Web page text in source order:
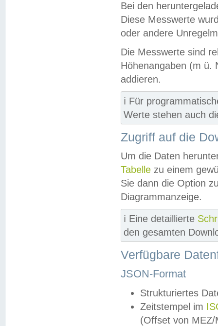
Bei den
Diese Messwerte
oder andere
Die Messwerte sind
Höhenangaben (m ü.
addieren.
ℹ️ Für
Werte stehen auch
Zugriff auf die
Um die Daten
Tabelle zu einem
Sie dann die Option
Diagrammanzeige.
ℹ️ Eine detaillierte
den gesamten
Verfügbare
JSON-Format
Strukturiertes
Zeitstempel im
(Offset von MEZ/